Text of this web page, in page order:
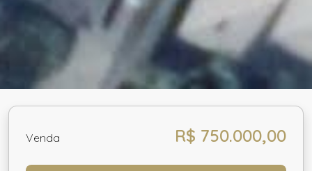
Venda R$ 750.000,00